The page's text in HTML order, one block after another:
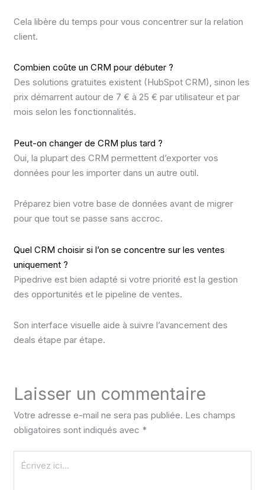
Cela libère du temps pour vous concentrer sur la relation
client.
Combien coûte un CRM pour débuter ?
Des solutions gratuites existent (HubSpot CRM), sinon les
prix démarrent autour de 7 € à 25 € par utilisateur et par
mois selon les fonctionnalités.
Peut-on changer de CRM plus tard ?
Oui, la plupart des CRM permettent d’exporter vos
données pour les importer dans un autre outil.
Préparez bien votre base de données avant de migrer
pour que tout se passe sans accroc.
Quel CRM choisir si l’on se concentre sur les ventes
uniquement ?
Pipedrive est bien adapté si votre priorité est la gestion
des opportunités et le pipeline de ventes.
Son interface visuelle aide à suivre l’avancement des
deals étape par étape.
Laisser un commentaire
Votre adresse e-mail ne sera pas publiée. Les champs
obligatoires sont indiqués avec *
ici…